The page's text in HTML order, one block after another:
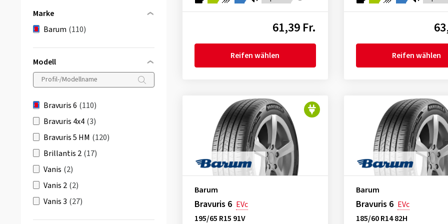
Marke
Barum (110)
Modell
Bravuris 6 (110)
Bravuris 4x4 (3)
Bravuris 5 HM (120)
Brillantis 2 (17)
Vanis (2)
Vanis 2 (2)
Vanis 3 (27)
61,39 Fr.
Reifen wählen Reifen wählen
Barum
Bravuris 6 EVc
195/65 R15 91V
Barum
Bravuris 6 EVc
185/60 R14 82H